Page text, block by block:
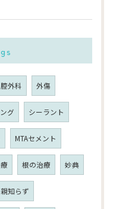
外科 外傷
グ シーラント
MTAセメント
根の治療 妙典
親知らず